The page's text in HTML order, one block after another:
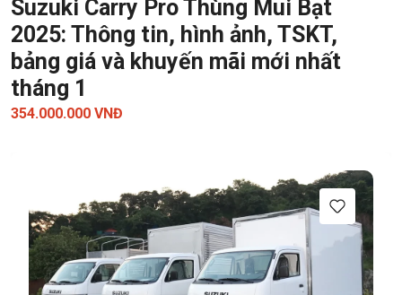
Suzuki Carry Pro Thùng Mui Bạt
2025: Thông tin, hình ảnh, TSKT,
bảng giá và khuyến mãi mới nhất
tháng 1
354.000.000 VNĐ